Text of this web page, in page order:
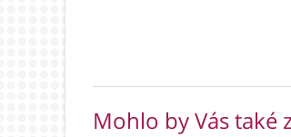
Mohlo by Vás také